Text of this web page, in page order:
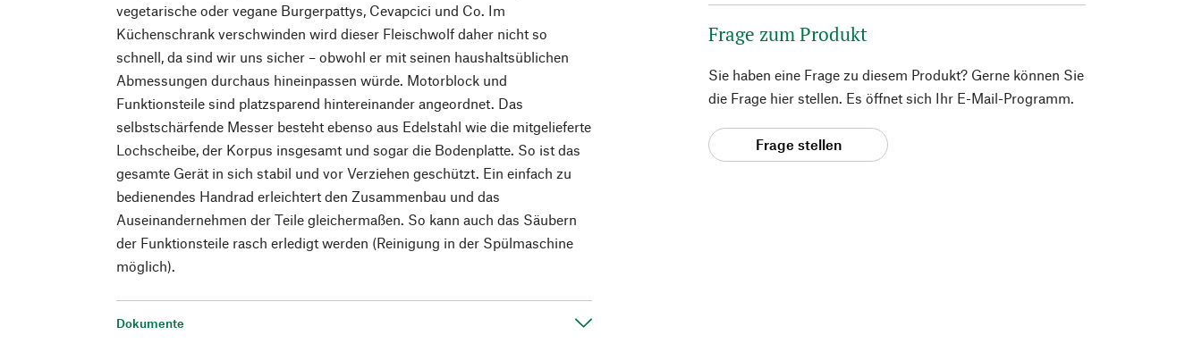
vegetarische oder vegane Burgerpattys, Cevapcici und Co. Im
Küchenschrank verschwinden wird dieser Fleischwolf daher nicht so
schnell, da sind wir uns sicher – obwohl er mit seinen haushaltsüblichen
Abmessungen durchaus hineinpassen würde. Motorblock und
Funktionsteile sind platzsparend hintereinander angeordnet. Das
selbstschärfende Messer besteht ebenso aus Edelstahl wie die mitgelieferte
Lochscheibe, der Korpus insgesamt und sogar die Bodenplatte. So ist das
gesamte Gerät in sich stabil und vor Verziehen geschützt. Ein einfach zu
bedienendes Handrad erleichtert den Zusammenbau und das
Auseinandernehmen der Teile gleichermaßen. So kann auch das Säubern
der Funktionsteile rasch erledigt werden (Reinigung in der Spülmaschine
möglich).
Dokumente
Frage zum Produkt
Sie haben eine Frage zu diesem Produkt? Gerne können Sie
die Frage hier stellen. Es öffnet sich Ihr E-Mail-Programm.
Frage stellen